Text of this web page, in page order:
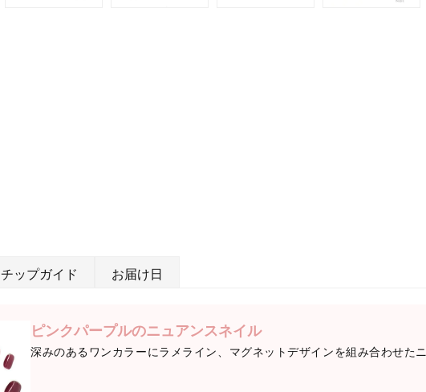
チップガイド お届け日
ピンクパープルのニュアンスネイル
深みのあるワンカラーにラメライン、マグネットデザインを組み合わせた